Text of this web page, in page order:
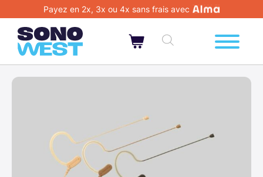
Payez en 2x, 3x ou 4x sans frais avec